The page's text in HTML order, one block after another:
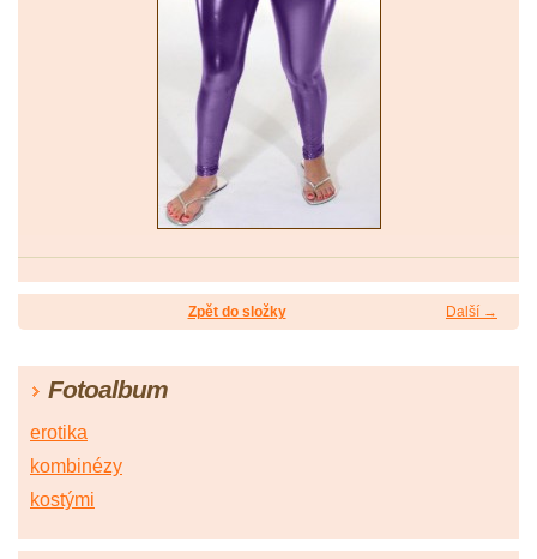
Další →
Zpět do složky
Fotoalbum
erotika
kombinézy
kostými